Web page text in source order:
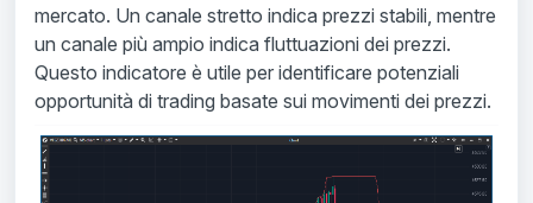
mercato. Un canale stretto indica prezzi stabili, mentre
un canale più ampio indica fluttuazioni dei prezzi.
Questo indicatore è utile per identificare potenziali
opportunità di trading basate sui movimenti dei prezzi.